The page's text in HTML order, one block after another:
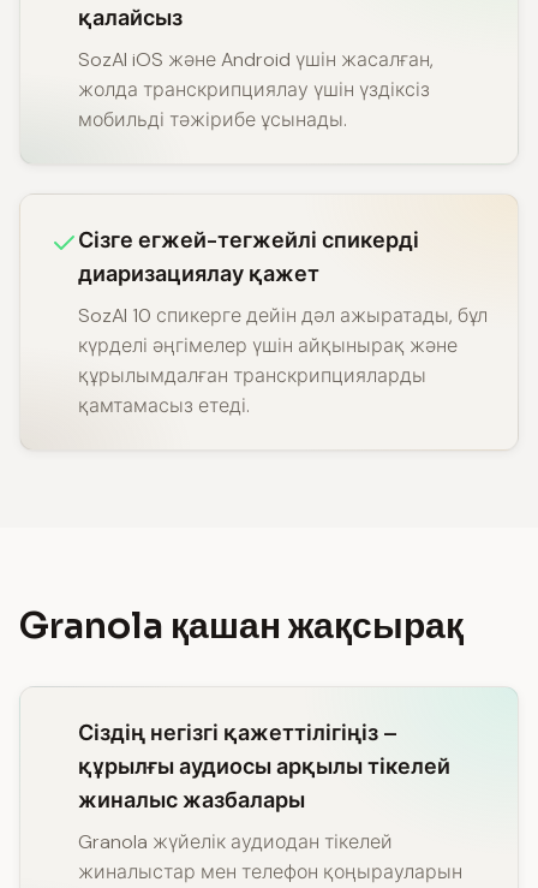
қалайсыз
SozAI iOS және Android үшін жасалған,
жолда транскрипциялау үшін үздіксіз
мобильді тәжірибе ұсынады.
Сізге егжей-тегжейлі спикерді
диаризациялау қажет
SozAI 10 спикерге дейін дәл ажыратады, бұл
күрделі әңгімелер үшін айқынырақ және
құрылымдалған транскрипцияларды
қамтамасыз етеді.
Granola қашан жақсырақ
Сіздің негізгі қажеттілігіңіз –
құрылғы аудиосы арқылы тікелей
жиналыс жазбалары
Granola жүйелік аудиодан тікелей
жиналыстар мен телефон қоңырауларын